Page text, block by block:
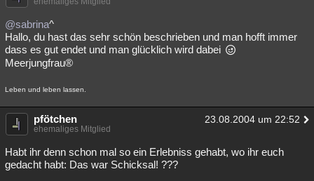
@sabrina^
Hallo, du hast das sehr schön beschrieben und man hofft immer
dass es gut endet und man glücklich wird dabei
Meerjungfrau®
Leben und leben lassen.
pfötchen 23.08.2004 um 22:52
ehemaliges Mitglied
Habt ihr denn schon mal so ein Erlebniss gehabt, wo ihr euch
gedacht habt: Das war Schicksal! ???